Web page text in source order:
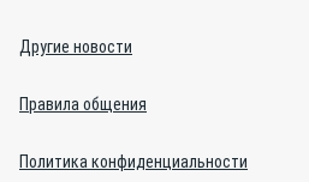
Другие новости
Правила общения
Политика конфиденциальности